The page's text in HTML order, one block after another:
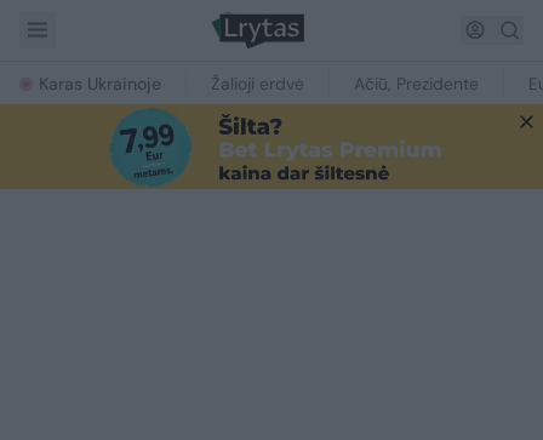
Karas Ukrainoje Žalioji erdvė Ačiū, Prezidente